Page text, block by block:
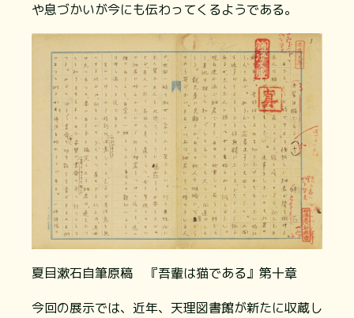
や息づかいが今にも伝わってくるようである。
夏目漱石自筆原稿 『吾輩は猫である』第十章
今回の展示では、近年、天理図書館が新たに収蔵し